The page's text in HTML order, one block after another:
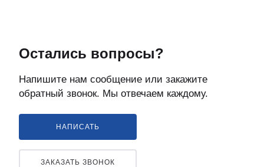
Остались вопросы?
Напишите нам сообщение или закажите
обратный звонок. Мы отвечаем каждому.
НАПИСАТЬ
ЗАКАЗАТЬ ЗВОНОК